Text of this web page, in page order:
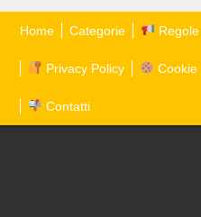
Home Categorie Regole
Privacy Policy Cookie
Contatti